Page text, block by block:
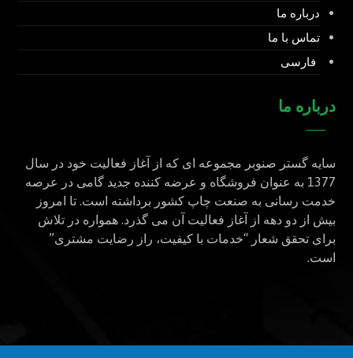
درباره ما
تماس با ما
فارسی
درباره ما
سایه گستر صنوبر مجموعه ای که از آغاز فعالیت خود در سال
1377 به عنوان فروشگاه و عرضه کننده جدید گامی در عرصه
خدمت رسانی به صنعت چاپ کشور برداشته است. تا امروز
بیش از دو دهه از آغاز فعالیت آن می گذرد. همواره در تلاش
برای تحقق شعار “خدمات با کیفیت، راز رضایت مشتری”
است.